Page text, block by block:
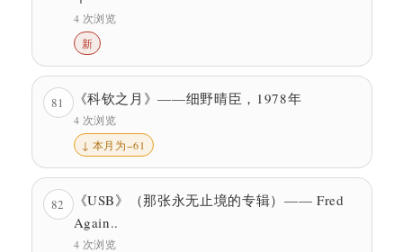
4 次浏览
新
81 《科钦之月》——细野晴臣，1978年
4 次浏览
↓ 本月为−61
82
《USB》（那张永无止境的专辑）—— Fred
Again..
4 次浏览